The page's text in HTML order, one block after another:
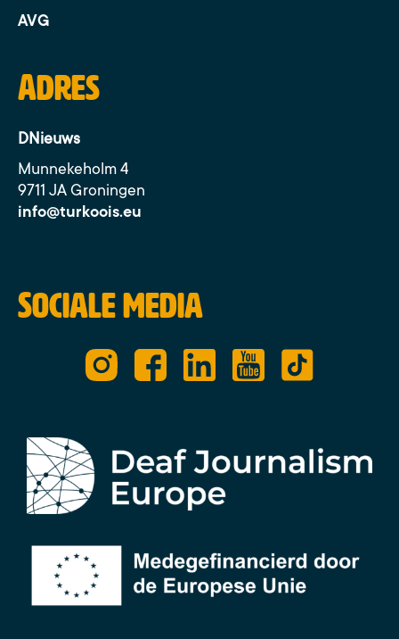
AVG
Adres
DNieuws
Munnekeholm 4
9711 JA Groningen
info@turkoois.eu
Sociale media